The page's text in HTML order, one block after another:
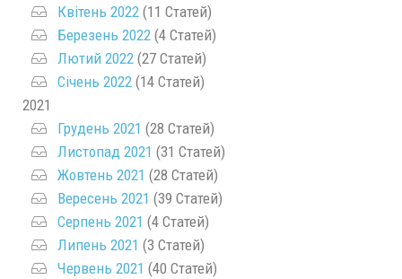
Квітень 2022 (11 Статей)
Березень 2022 (4 Статей)
Лютий 2022 (27 Статей)
Січень 2022 (14 Статей)
2021
Грудень 2021 (28 Статей)
Листопад 2021 (31 Статей)
Жовтень 2021 (28 Статей)
Вересень 2021 (39 Статей)
Серпень 2021 (4 Статей)
Липень 2021 (3 Статей)
Червень 2021 (40 Статей)